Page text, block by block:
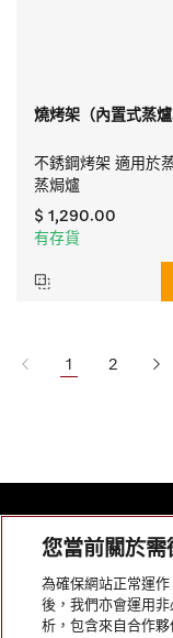
燒烤架（內置式蒸爐
不銹鋼烤架 適用於
蒸焗爐
$ 1,290.00
有存貨
1 2
網站導航
您當前關於
為確保網站正常運
後，我們亦會運用
析，包含來自合作